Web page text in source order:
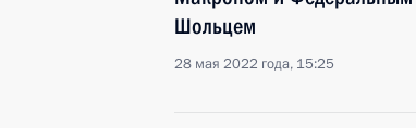
Шольцем
28 мая 2022 года, 15:25